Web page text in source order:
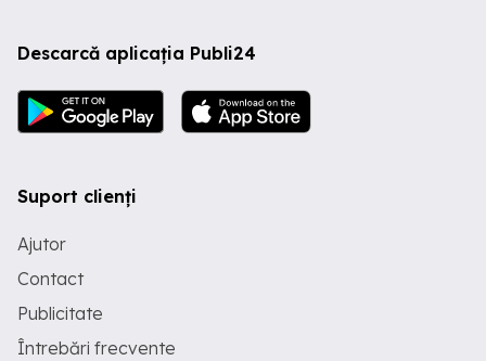
Descarcă aplicația Publi24
Suport clienți
Ajutor
Contact
Publicitate
Întrebări frecvente